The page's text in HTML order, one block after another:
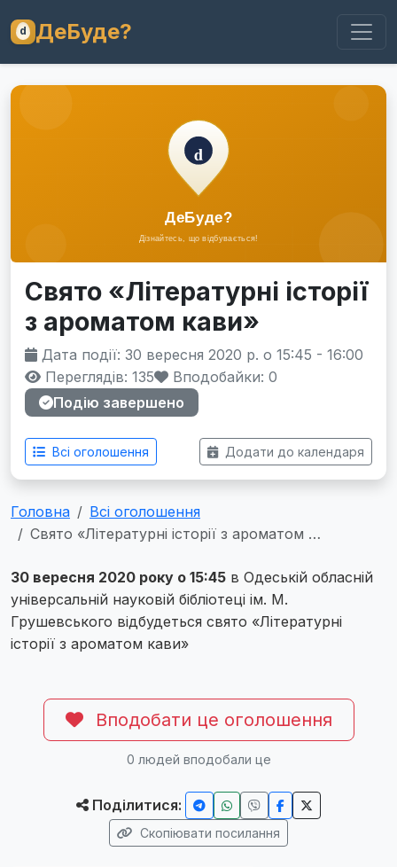
ДеБуде?
Свято «Літературні історії
з ароматом кави»
Дата події: 30 вересня 2020 р. о 15:45 - 16:00
Переглядів: 135
Вподобайки: 0
Подію завершено
Всі оголошення Додати до календаря
Головна
Всі оголошення
Свято «Літературні історії з ароматом …
30 вересня 2020 року о 15:45 в Одеській обласній
універсальній науковій бібліотеці ім. М.
Грушевського відбудеться свято «Літературні
історії з ароматом кави»
Вподобати це оголошення
0 людей вподобали це
Поділитися:
Скопіювати посилання